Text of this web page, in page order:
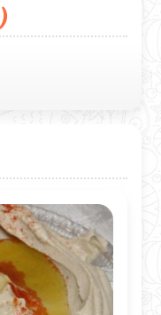
)